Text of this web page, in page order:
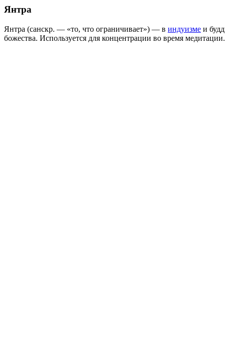
Янтра
Янтра (санскр. — «то, что ограничивает») — в индуизме и
божества. Используется для концентрации во время медитации.